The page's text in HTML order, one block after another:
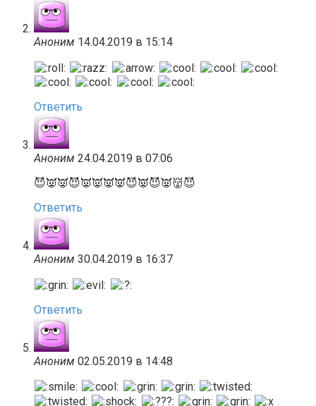
Аноним 14.04.2019 в 15:14
Ответить
Аноним 24.04.2019 в 07:06
😈👿👿😈👿👿👿👿😈👿😈👿👹😈
Ответить
Аноним 30.04.2019 в 16:37
Ответить
Аноним 02.05.2019 в 14:48